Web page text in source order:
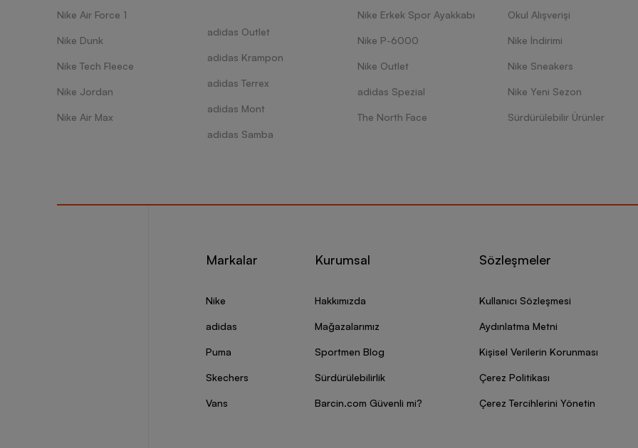
Nike Air Force 1
Nike Dunk
Nike Tech Fleece
Nike Jordan
Nike Air Max
adidas Outlet
adidas Krampon
adidas Terrex
adidas Mont
adidas Samba
Nike Erkek Spor Ayakkabı
Nike P-6000
Nike Outlet
adidas Spezial
The North Face
Okul Alışverişi
Nike İndirimi
Nike Sneakers
Nike Yeni Sezon
Sürdürülebilir Ürünler
Markalar
Nike
adidas
Puma
Skechers
Vans
Kurumsal
Hakkımızda
Mağazalarımız
Sportmen Blog
Sürdürülebilirlik
Barcin.com Güvenli mi?
Sözleşmeler
Kullanıcı Sözleşmesi
Aydınlatma Metni
Kişisel Verilerin Korunması
Çerez Politikası
Çerez Tercihlerini Yönetin